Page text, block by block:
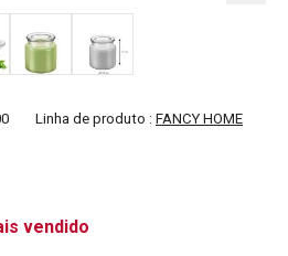
Linha de produto : FANCY HOME
vendido